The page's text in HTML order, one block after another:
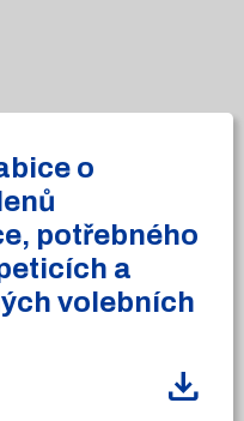
o
potřebného
a
volebních
download